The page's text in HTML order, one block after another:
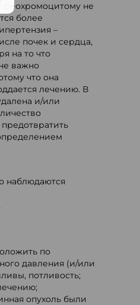
феохромоцитому не
более
–
почек и сердца,
на то что
важно
что она
лечению. В
и/или
наблюдаются
по
давления (и/или
потливость;
опухоль были